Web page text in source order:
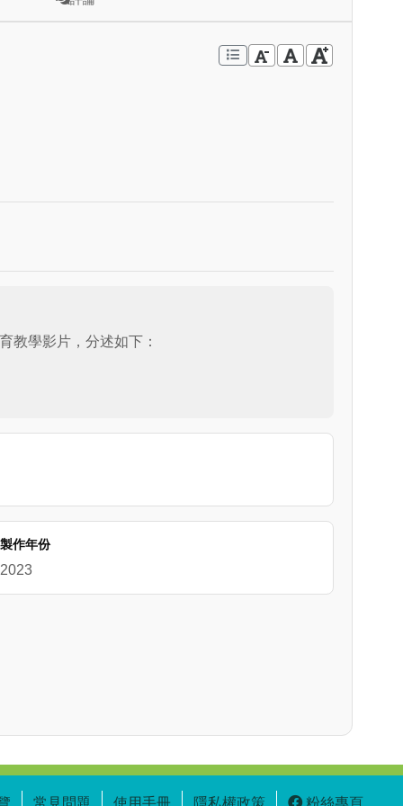
教學影片，分述如下：
1分鐘媒體素養版，用來加強媒體識讀及錯假訊
力，各單位、學校及老師們在辦理全民國防教
製作年份
2023
常見問題 使用手冊 隱私權政策 粉絲專頁